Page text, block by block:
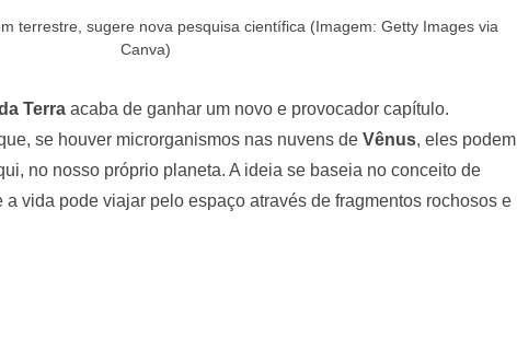
terrestre, sugere nova pesquisa científica (Imagem: Getty Images via
Canva)
Terra acaba de ganhar um novo e provocador capítulo.
se houver microrganismos nas nuvens de Vênus, eles podem
no nosso próprio planeta. A ideia se baseia no conceito de
a vida pode viajar pelo espaço através de fragmentos rochosos e